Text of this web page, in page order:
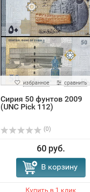
избранное сравнить
Сирия 50 фунтов 2009
(UNC Pick 112)
(0)
60 руб.
В корзину